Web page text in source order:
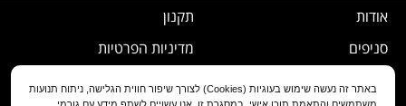
אודות
סניפים
תקנון
מדיניות הפרטיות
נוהל ביטול עסקה
באתר זה נעשה שימוש בעוגיות (Cookies) לצורך שיפור חווית הגלישה, ניתוח תנועות